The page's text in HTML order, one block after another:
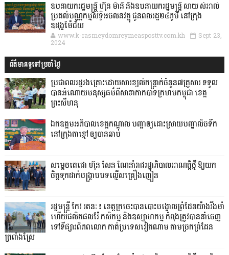
ឧបនាយករដ្ឋមន្ដ្រី ហ៊ុន ម៉ានី និងឧបនាយករដ្ឋមន្ដ្រី សាយ សំអាល់
ប្រគល់បណ្ណកម្មសិទ្ធិអចលនវត្ថុ ជូនពលរដ្ឋ២៤ភូមិ នៅក្រុង
ឧដុង្គម៉ែជ័យ
www.k-rasmeydomreymeasposttv.com.kh Sept 23,
2024
ព័ត៌មានទូទៅប្រចាំថ្ងៃ
ប្រជាពលរដ្ឋរងគ្រោះដោយសារខ្យល់កន្ត្រាក់ចំនួន៧គ្រួសារ ទទួល
បានអំណោយមនុស្សធម៌ពីសាខាកាកបាទក្រហមកម្ពុជា ខេត្ត
ព្រះសីហនុ
ឯកឧត្តមអភិបាលខេត្តកណ្ដាល បញ្ជាឲ្យដោះស្រាយបញ្ហាលិចទឹក
នៅក្រុងតាខ្មៅ ឲ្យបានឆាប់
សម្តេចតេជោ ហ៊ុន សែន ណែនាំរាជរដ្ឋាភិបាលអាណត្តិថ្មី ឱ្យយក
ចិត្តទុកដាក់បង្ក្រាបបទល្មើសគ្រឿងញៀន
រដ្ឋមន្ត្រី កែវ រតនៈ៖ ខេត្តក្រចេះបានបោះបង្គោលព្រំដែនយ៉ាងរឹងមាំ
ហើយផលិតផលរ៉ែ កសិកម្ម និងឧស្សាហកម្ម កំពុងត្រូវបាននាំចេញ
ទៅទីផ្សារពិភពលោក កាត់ប្រទេសវៀតណាម តាមច្រកព្រំដែន
ត្រពាំងស្រែ